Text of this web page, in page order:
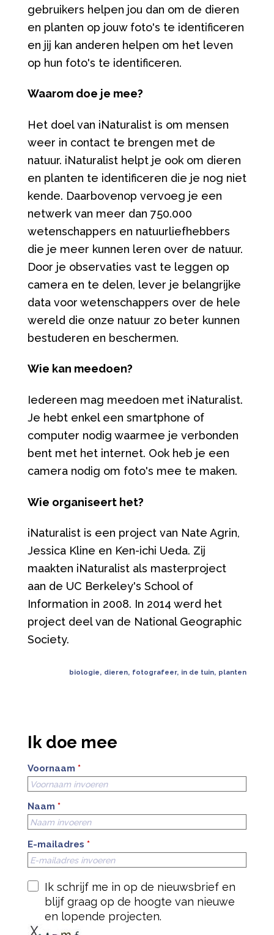
gebruikers helpen jou dan om de dieren
en planten op jouw foto's te identificeren
en jij kan anderen helpen om het leven
op hun foto's te identificeren.
Waarom doe je mee?
Het doel van iNaturalist is om mensen
weer in contact te brengen met de
natuur. iNaturalist helpt je ook om dieren
en planten te identificeren die je nog niet
kende. Daarbovenop vervoeg je een
netwerk van meer dan 750.000
wetenschappers en natuurliefhebbers
die je meer kunnen leren over de natuur.
Door je observaties vast te leggen op
camera en te delen, lever je belangrijke
data voor wetenschappers over de hele
wereld die onze natuur zo beter kunnen
bestuderen en beschermen.
Wie kan meedoen?
Iedereen mag meedoen met iNaturalist.
Je hebt enkel een smartphone of
computer nodig waarmee je verbonden
bent met het internet. Ook heb je een
camera nodig om foto's mee te maken.
Wie organiseert het?
iNaturalist is een project van Nate Agrin,
Jessica Kline en Ken-ichi Ueda. Zij
maakten iNaturalist als masterproject
aan de UC Berkeley's School of
Information in 2008. In 2014 werd het
project deel van de National Geographic
Society.
biologie, dieren, fotografeer, in de tuin, planten
Ik doe mee
Voornaam *
Naam *
E-mailadres *
Ik schrijf me in op de nieuwsbrief en
blijf graag op de hoogte van nieuwe
en lopende projecten.